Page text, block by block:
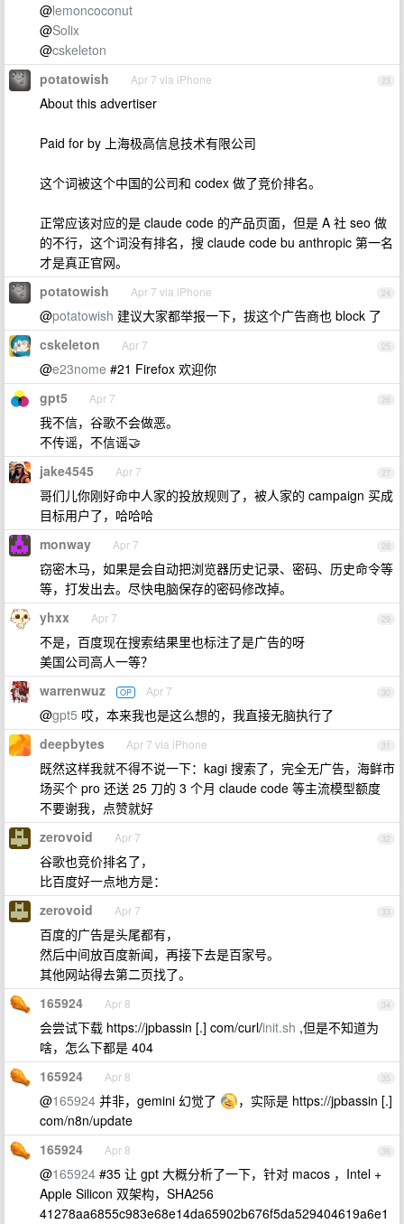
@lemoncoconut
@Solix
@cskeleton
23
potatowish Apr 7 via iPhone
About this advertiser
Paid for by 上海极高信息技术有限公司
这个词被这个中国的公司和 codex 做了竞价排名。
正常应该对应的是 claude code 的产品页面，但是 A 社 seo 做
的不行，这个词没有排名，搜 claude code bu anthropic 第一名
才是真正官网。
24
potatowish Apr 7 via iPhone
@potatowish 建议大家都举报一下，拔这个广告商也 block 了
25
cskeleton Apr 7
@e23nome #21 Firefox 欢迎你
26
gpt5 Apr 7
我不信，谷歌不会做恶。
不传谣，不信谣🤝
27
jake4545 Apr 7
哥们儿你刚好命中人家的投放规则了，被人家的 campaign 买成
目标用户了，哈哈哈
28
monway Apr 7
窃密木马，如果是会自动把浏览器历史记录、密码、历史命令等
等，打发出去。尽快电脑保存的密码修改掉。
29
yhxx Apr 7
不是，百度现在搜索结果里也标注了是广告的呀
美国公司高人一等？
30
warrenwuz OP Apr 7
@gpt5 哎，本来我也是这么想的，我直接无脑执行了
31
deepbytes Apr 7 via iPhone
既然这样我就不得不说一下：kagi 搜索了，完全无广告，海鲜市
场买个 pro 还送 25 刀的 3 个月 claude code 等主流模型额度
不要谢我，点赞就好
32
zerovoid Apr 7
谷歌也竞价排名了，
比百度好一点地方是：
33
zerovoid Apr 7
百度的广告是头尾都有，
然后中间放百度新闻，再接下去是百家号。
其他网站得去第二页找了。
34
165924 Apr 8
会尝试下载 https://jpbassin [.] com/curl/init.sh ,但是不知道为
啥，怎么下都是 404
35
165924 Apr 8
@165924 并非，gemini 幻觉了
，实际是 https://jpbassin [.]
com/n8n/update
36
165924 Apr 8
@165924 #35 让 gpt 大概分析了一下，针对 macos ，Intel +
Apple Silicon 双架构，SHA256
41278aa6855c983e68e14da65902b676f5da529404619a6e1